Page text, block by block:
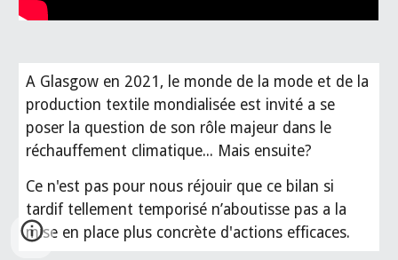
A Glasgow en 2021, le monde de la mode et de la
production textile mondialisée est invité a se
poser la question de son rôle majeur dans le
réchauffement climatique... Mais ensuite?
Ce n'est pas pour nous réjouir que ce bilan si
tardif tellement temporisé n’aboutisse pas a la
mise en place plus concrète d'actions efficaces.